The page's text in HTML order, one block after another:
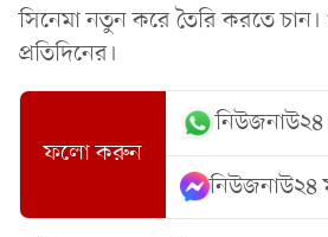
সিনেমা নতুন করে তৈরি করতে
প্রতিদিনের।
ফলো করুন
নিউজনাউ২৪